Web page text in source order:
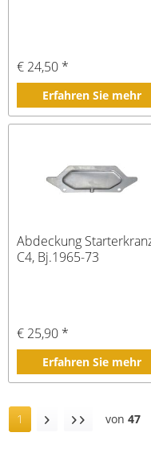
€ 24,50 *
Erfahren Sie mehr
Abdeckung
C4, Bj.1965-73
€ 25,90 *
Erfahren Sie mehr
1 von 47